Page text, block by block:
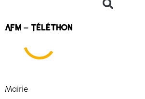
AFM – Téléthon
Mairie